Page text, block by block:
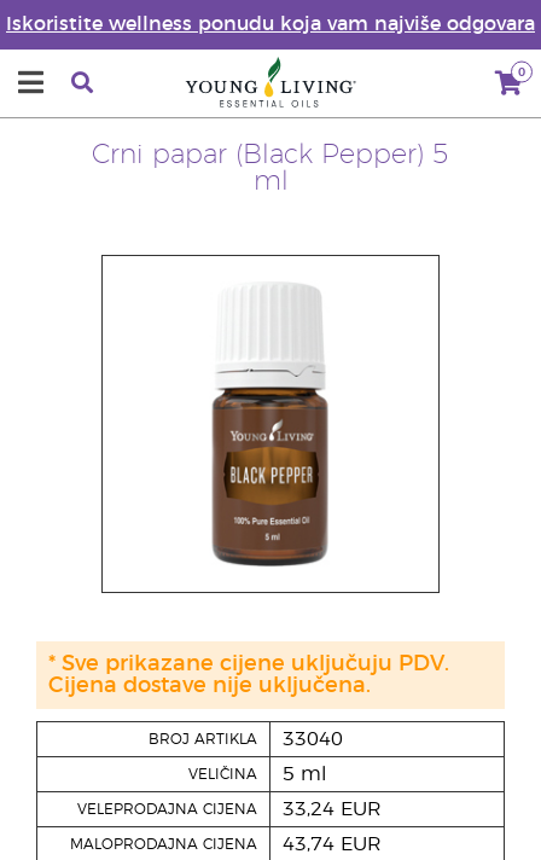
Iskoristite wellness ponudu koja vam najviše odgovara
0
Crni papar (Black Pepper) 5
ml
BROJ ARTIKLA 33040
VELIČINA 5 ml
VELEPRODAJNA CIJENA 33,24 EUR
MALOPRODAJNA CIJENA 43,74 EUR
* Sve prikazane cijene uključuju PDV.
Cijena dostave nije uključena.